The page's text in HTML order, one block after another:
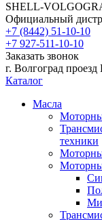
SHELL-
Официальный
+7 (8442) 51-10-10
+7 927-511-10-10
Заказать звонок
г. Волгоград
Каталог
Масла
техники